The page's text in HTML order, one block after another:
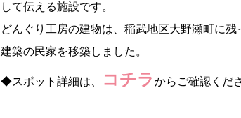
して伝える施設です。
どんぐり工房の建物は、稲武地区大野瀬町に
建築の民家を移築しました。
◆スポット詳細は、 コチラ からご確認くだ